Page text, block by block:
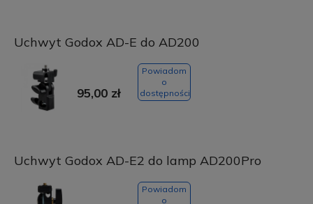
Uchwyt Godox AD-E do AD200
95,00 zł
Powiadom
o
dostępności
Uchwyt Godox AD-E2 do lamp AD200Pro
Powiadom
o